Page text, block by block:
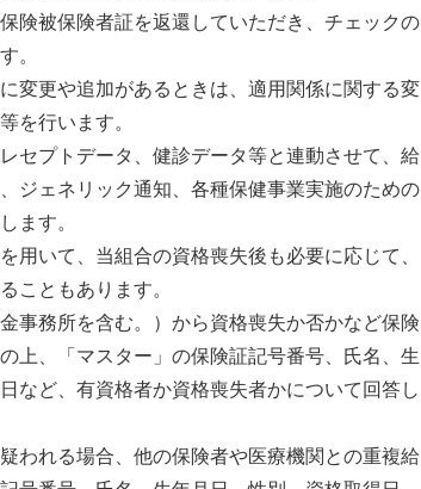
険被保険者証を返還していただき、チェックの
。
変更や追加があるときは、適用関係に関する変
を行います。
セプトデータ、健診データ等と連動させて、給
ジェネリック通知、各種保健事業実施のための
ます。
用いて、当組合の資格喪失後も必要に応じて、
こともあります。
事務所を含む。）から資格喪失か否かなど保険
上、「マスター」の保険証記号番号、氏名、生
など、有資格者か資格喪失者かについて回答し
われる場合、他の保険者や医療機関との重複給